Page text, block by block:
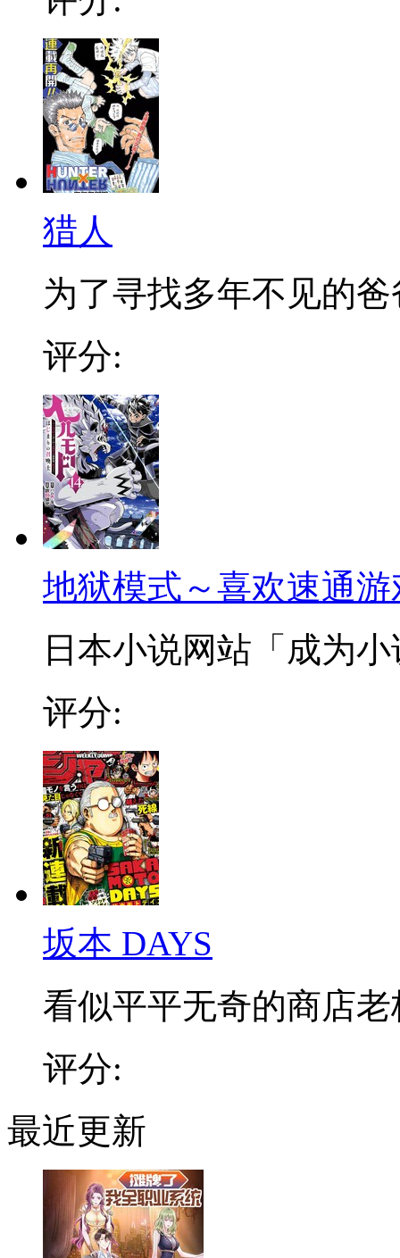
猎人
为了寻找多年不见的爸
评分:
地狱模式～喜欢速通
日本小说网站「成为
评分:
坂本 DAYS
看似平平无奇的商店老
评分:
最近更新